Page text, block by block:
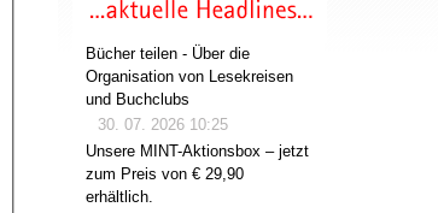
Bücher teilen - Über die
Organisation von Lesekreisen
und Buchclubs
30. 07. 2026 10:25
Unsere MINT-Aktionsbox – jetzt
zum Preis von € 29,90
erhältlich.